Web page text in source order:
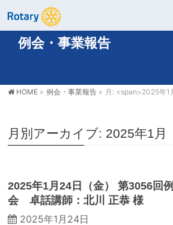
例会・事業報告
HOME » 例会・事業報告 » 月: <span>2025年1
月別アーカイブ: 2025年1月
2025年1月24日（金） 第3056回例
会 卓話講師：北川 正恭 様
2025年1月24日